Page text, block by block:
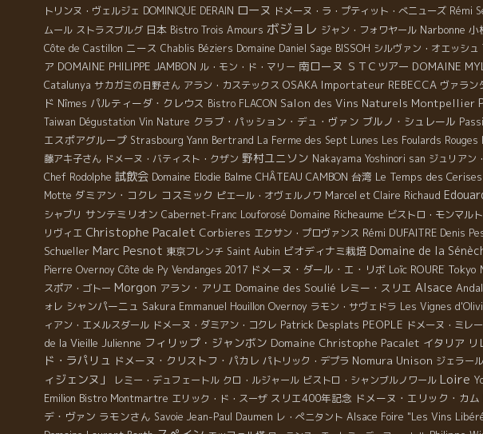
トリンヌ・ヴェルジェ DOMINIQUE DERAIN ローヌ ドメーヌ・ラ・プティット・べニューズ Rémi
ムール ストラスブルグ 日本 Bistro Trois Amours ボジョレ ジャン・フォワヤール Narbonne 小
Côte de Castillon ニース Chablis Béziers Domaine Daniel Sage BISSOH シルヴァン・オエッシュ
ア DOMAINE PHILIPPE JAMBON ル・モン・ド・マリー 南ローヌ ＳＴＣツアー DOMAINE
Catalunya サカガミの日野さん アラン・カステックス OSAKA Importateur REBECCA ヴァラン
ド Nîmes パルティーダ・クレウス Bistro FLACON Salon des Vins Naturels Montpellier
Taiwan Dégustation Vin Nature クラブ・パッション・デュ・ヴァン ブルノ・シュレール
エスポアグループ Strasbourg Yann Bertrand La Ferme des Sept Lunes Les Foulards Rouges
藤アキ子さん ドメーヌ・バティスト・クザン 野村ユニソン Nakayama Yoshinori san ジュリアン
Chef Rodolphe 試飲会 Domaine Elodie Balme CHÂTEAU CAMBON 台湾 Le Temps des Cerises
Motte ダミアン・コクレ コスミック ピエール・オヴェルノワ Marcel et Claire Richaud
シャブリ サンテミリオン Cabernet-Franc Louforosé Domaine Richeaume ビストロ・モンマル
リヴィエ Christophe Pacalet Corbieres エクサン・プロヴァンス Rémi DUFAITRE Denis
Schueller Marc Pesnot 東京フレンチ Saint Aubin ビオディナミ栽培 Domaine de la
Pierre Overnoy Côte de Py Vendanges 2017 ドメーヌ・ダール・エ・リボ Loïc ROURE Tokyo
スポア・ゴトー Morgon アラン・アリエ Domaine des Soulié レミー・スリエ Alsace
ォレ シャンパーニュ Sakura Emmanuel Houillon Overnoy ラモン・サヴェドラ Les Vignes
ィアン・エメルスダール ドメーヌ・ダミアン・コクレ Patrick Desplats PEOPLE ドメーヌ・ミレ
de la Vieille Julienne フィリップ・ジャンボン Domaine Christophe Pacalet イタリア リ
ド・ラパリュ ドメーヌ・クリストフ・パカレ パトリック・デプラ Nomura Unison ジェラー
ィジェンヌ」
レミー・デュフェートル クロ・ルジャール ビストロ・シャンブルノワール Loire
Emilion Bistro Montmartre エリック・ド・スーザ スリエ400年記念 ドメーヌ・エリック・カム
デ・ヴァン ラモンさん Savoie Jean-Paul Daumen レ・ぺニタント Alsace Foire "Les Vins